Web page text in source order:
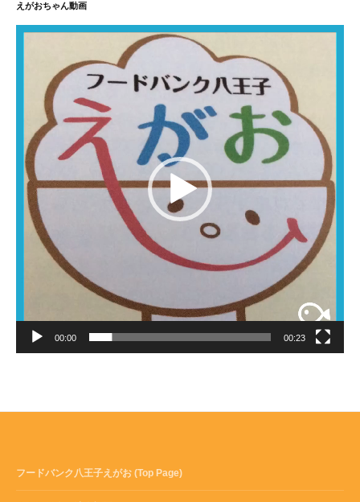
えがおちゃん動画
動
00:00 00:23
フードバンク八王子えがお (Top Page)